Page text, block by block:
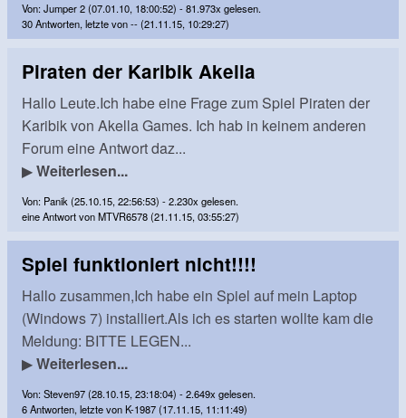
Von: Jumper 2 (07.01.10, 18:00:52) - 81.973x gelesen.
30 Antworten, letzte von -- (21.11.15, 10:29:27)
Piraten der Karibik Akella
Hallo Leute.Ich habe eine Frage zum Spiel Piraten der
Karibik von Akella Games. Ich hab in keinem anderen
Forum eine Antwort daz...
▶Weiterlesen...
Von: Panik (25.10.15, 22:56:53) - 2.230x gelesen.
eine Antwort von MTVR6578 (21.11.15, 03:55:27)
Spiel funktioniert nicht!!!!
Hallo zusammen,Ich habe ein Spiel auf mein Laptop
(Windows 7) installiert.Als ich es starten wollte kam die
Meldung: BITTE LEGEN...
▶Weiterlesen...
Von: Steven97 (28.10.15, 23:18:04) - 2.649x gelesen.
6 Antworten, letzte von K-1987 (17.11.15, 11:11:49)